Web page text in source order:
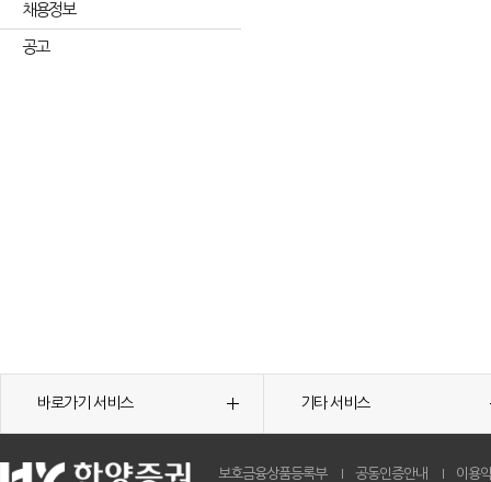
채용정보
공고
바로가기 서비스 기타 서비스
보호금융상품등록부 공동인증안내 이용